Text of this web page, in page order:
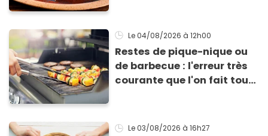
Le 04/08/2026 à 12h00
Restes de pique-nique ou
de barbecue : l'erreur très
courante que l'on fait tous
Le 03/08/2026 à 16h27